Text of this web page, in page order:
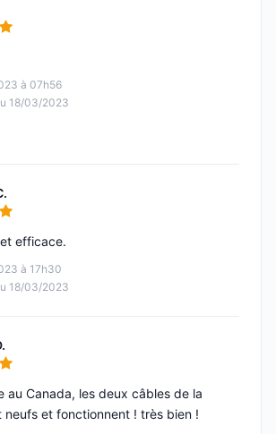
5
à 07h56
18/03/2023
5
à 17h30
18/03/2023
efficace.
5
au Canada, les deux câbles de la
neufs et fonctionnent ! très bien !